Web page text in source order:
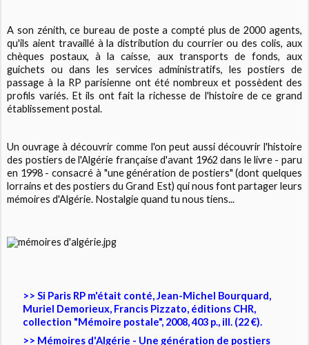
A son zénith, ce bureau de poste a compté plus de 2000 agents,
qu'ils aient travaillé à la distribution du courrier ou des colis, aux
chèques postaux, à la caisse, aux transports de fonds, aux
guichets ou dans les services administratifs, les postiers de
passage à la RP parisienne ont été nombreux et possèdent des
profils variés. Et ils ont fait la richesse de l'histoire de ce grand
établissement postal.
Un ouvrage à découvrir comme l'on peut aussi découvrir l'histoire
des postiers de l'Algérie française d'avant 1962 dans le livre - paru
en 1998 - consacré à "une génération de postiers" (dont quelques
lorrains et des postiers du Grand Est) qui nous font partager leurs
mémoires d'Algérie. Nostalgie quand tu nous tiens...
>> Si Paris RP m'était conté, Jean-Michel Bourquard,
Muriel Demorieux, Francis Pizzato, éditions CHR,
collection "Mémoire postale", 2008, 403 p., ill. (22 €).
>> Mémoires d'Algérie - Une génération de postiers